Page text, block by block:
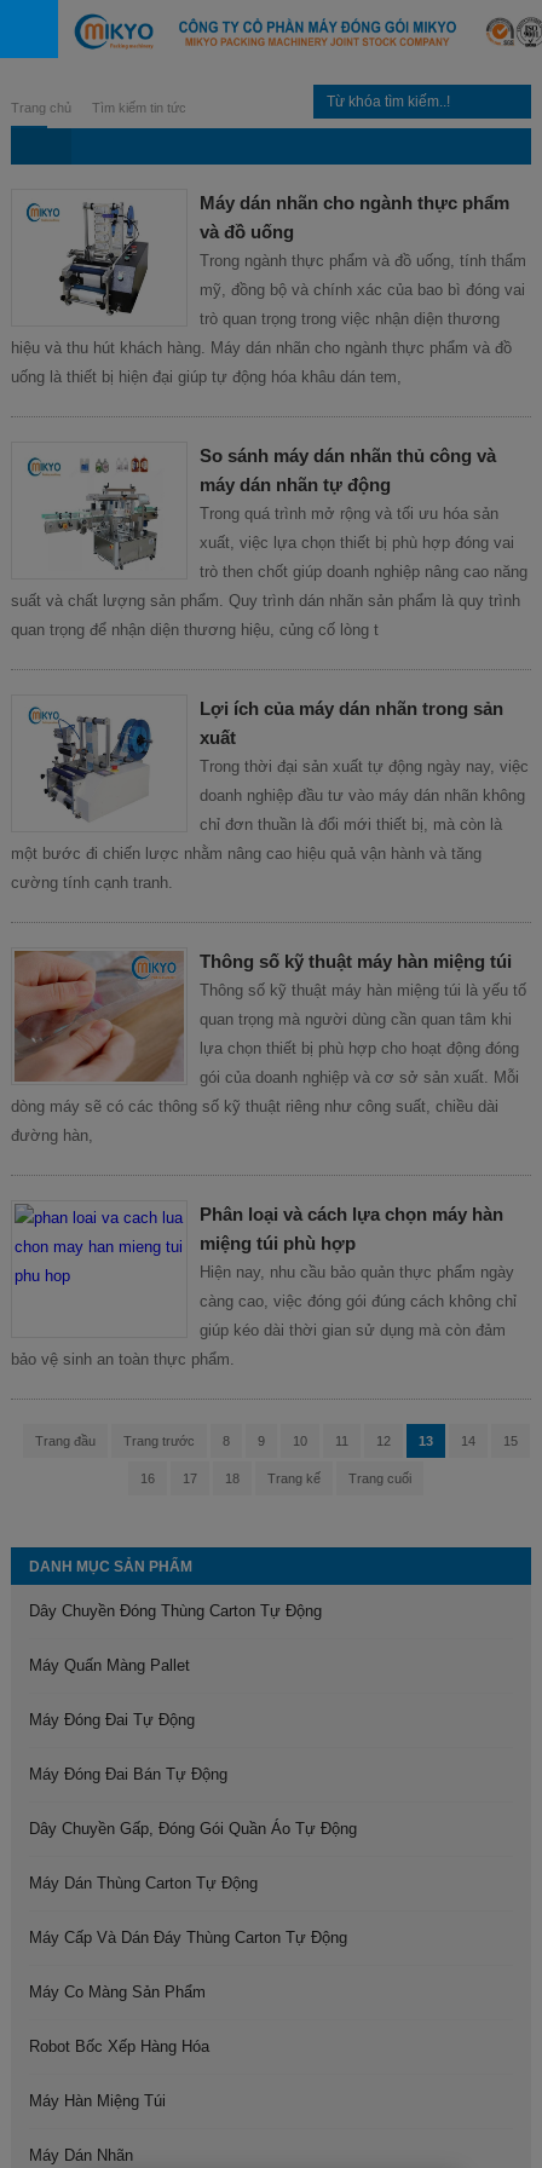
Trang chủ Tìm kiếm tin tức
Máy dán nhãn cho ngành thực phẩm
và đồ uống
Trong ngành thực phẩm và đồ uống, tính thẩm
mỹ, đồng bộ và chính xác của bao bì đóng vai
trò quan trọng trong việc nhận diện thương
hiệu và thu hút khách hàng. Máy dán nhãn cho ngành thực phẩm và đồ
uống là thiết bị hiện đại giúp tự động hóa khâu dán tem,
So sánh máy dán nhãn thủ công và
máy dán nhãn tự động
Trong quá trình mở rộng và tối ưu hóa sản
xuất, việc lựa chọn thiết bị phù hợp đóng vai
trò then chốt giúp doanh nghiệp nâng cao năng
suất và chất lượng sản phẩm. Quy trình dán nhãn sản phẩm là quy trình
quan trọng để nhận diện thương hiệu, củng cố lòng t
Lợi ích của máy dán nhãn trong sản
xuất
Trong thời đại sản xuất tự động ngày nay, việc
doanh nghiệp đầu tư vào máy dán nhãn không
chỉ đơn thuần là đổi mới thiết bị, mà còn là
một bước đi chiến lược nhằm nâng cao hiệu quả vận hành và tăng
cường tính cạnh tranh.
Thông số kỹ thuật máy hàn miệng túi
Thông số kỹ thuật máy hàn miệng túi là yếu tố
quan trọng mà người dùng cần quan tâm khi
lựa chọn thiết bị phù hợp cho hoạt động đóng
gói của doanh nghiệp và cơ sở sản xuất. Mỗi
dòng máy sẽ có các thông số kỹ thuật riêng như công suất, chiều dài
đường hàn,
Phân loại và cách lựa chọn máy hàn
miệng túi phù hợp
Hiện nay, nhu cầu bảo quản thực phẩm ngày
càng cao, việc đóng gói đúng cách không chỉ
giúp kéo dài thời gian sử dụng mà còn đảm
bảo vệ sinh an toàn thực phẩm.
Trang đầu Trang trước 8 9 10 11 12 13 14 15
16 17 18 Trang kế Trang cuối
DANH MỤC SẢN PHẨM
Dây Chuyền Đóng Thùng Carton Tự Động
Máy Quấn Màng Pallet
Máy Đóng Đai Tự Động
Máy Đóng Đai Bán Tự Động
Dây Chuyền Gấp, Đóng Gói Quần Áo Tự Động
Máy Dán Thùng Carton Tự Động
Máy Cấp Và Dán Đáy Thùng Carton Tự Động
Máy Co Màng Sản Phẩm
Robot Bốc Xếp Hàng Hóa
Máy Hàn Miệng Túi
Máy Dán Nhãn